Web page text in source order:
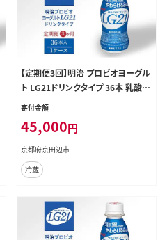
【定期便3回】明治 プロビオヨーグル
ト LG21ドリンクタイプ 36本 乳酸菌
機能性表示食品 飲むヨーグルト 飲
飲料 乳酸菌飲料 冷蔵 京都
寄付金額
45,000円
京都府京田辺市
冷蔵